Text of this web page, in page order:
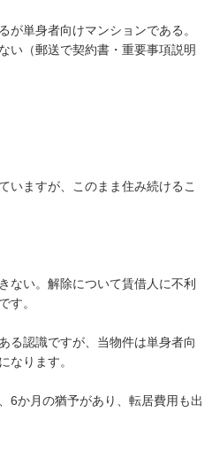
が単身者向けマンションである。
い（郵送で契約書・重要事項説明
いますが、このまま住み続けるこ
ない。解除について賃借人に不利
す。
る認識ですが、当物件は単身者向
なります。
6か月の猶予があり、転居費用も出